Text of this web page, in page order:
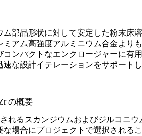
ム部品形状に対して安定した粉末床
ミアム高強度アルミニウム合金より
コンパクトなエンクロージャーに有
速な設計イテレーションをサポート
の概要
れるスカンジウムおよびジルコニ
場合にプロジェクトで選択されるこ